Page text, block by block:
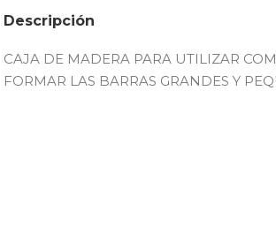
Descripción
CAJA DE MADERA PARA UTILIZAR
FORMAR LAS BARRAS GRANDES Y